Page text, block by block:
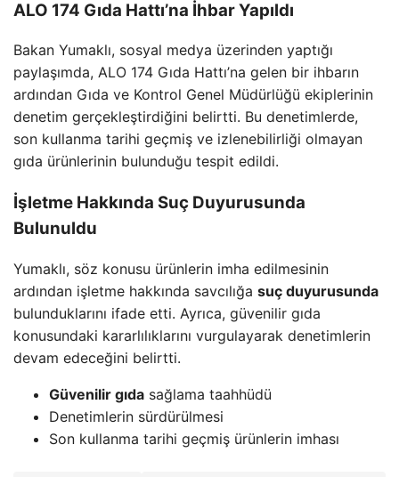
ALO 174 Gıda Hattı’na İhbar Yapıldı
Bakan Yumaklı, sosyal medya üzerinden yaptığı
paylaşımda, ALO 174 Gıda Hattı’na gelen bir ihbarın
ardından Gıda ve Kontrol Genel Müdürlüğü ekiplerinin
denetim gerçekleştirdiğini belirtti. Bu denetimlerde,
son kullanma tarihi geçmiş ve izlenebilirliği olmayan
gıda ürünlerinin bulunduğu tespit edildi.
İşletme Hakkında Suç Duyurusunda
Bulunuldu
Yumaklı, söz konusu ürünlerin imha edilmesinin
ardından işletme hakkında savcılığa suç duyurusunda
bulunduklarını ifade etti. Ayrıca, güvenilir gıda
konusundaki kararlılıklarını vurgulayarak denetimlerin
devam edeceğini belirtti.
Güvenilir gıda sağlama taahhüdü
Denetimlerin sürdürülmesi
Son kullanma tarihi geçmiş ürünlerin imhası